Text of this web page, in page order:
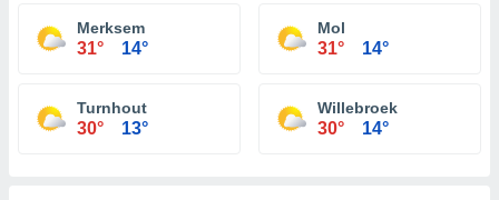
Merksem
31° 14°
Mol
31° 14°
Turnhout
30° 13°
Willebroek
30° 14°